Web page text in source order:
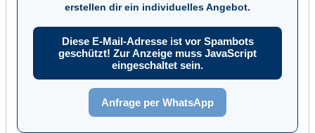
erstellen dir ein individuelles Angebot.
Diese E-Mail-Adresse ist vor Spambots
geschützt! Zur Anzeige muss JavaScript
eingeschaltet sein.
Anfrage per WhatsApp